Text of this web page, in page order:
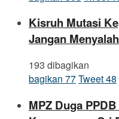
Kisruh Mutasi
Jangan
193 dibagikan
bagikan 77Tweet48
MPZ Duga